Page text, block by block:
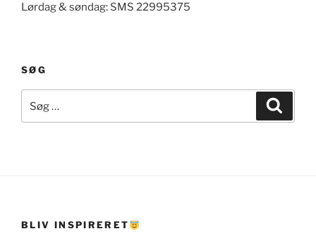
Lørdag & søndag: SMS 22995375
SØG
efter:
BLIV INSPIRERET